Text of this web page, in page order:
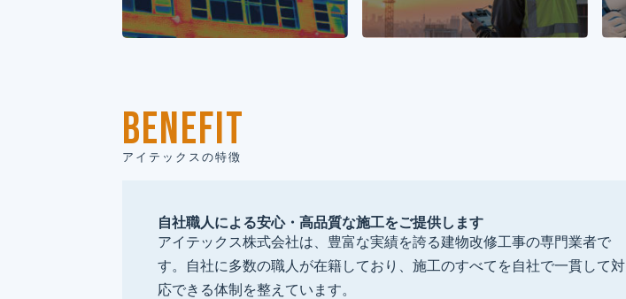
BENEFIT
アイテックスの特徴
自社職人による安心・高品質な施工をご提供します
アイテックス株式会社は、豊富な実績を誇る建物改修工事の専門業者で
す。自社に多数の職人が在籍しており、施工のすべてを自社で一貫して対
応できる体制を整えています。